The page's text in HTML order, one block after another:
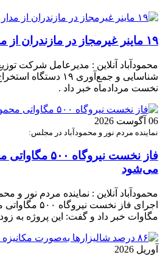
۱۹ ماینر غیرمجاز در مازندران از مدار خارج شد
محمودآباد آنلاین : مدیرعامل شرکت
شناسایی و جمع‌آوری ۱۹
نخست مردادماه خبر داد .
06 آگوست 2026
نماینده مردم نور و محمودآباد در مجلس:
فاز نخست
می‌شود
محمودآباد آنلاین : نماینده مردم نور و
مگاوات خبر داد و گفت: این پروژه به
آوریل 2026